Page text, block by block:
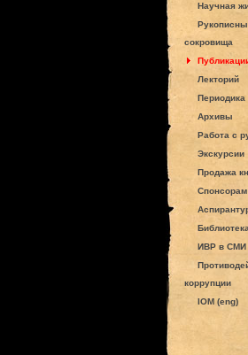
Научная
сокровища
Лекторий
Периодика
Архивы
Работа с
Экскурсии
Продажа
Спонсорам
Библиотека
ИВР в СМИ
коррупции
IOM (eng)